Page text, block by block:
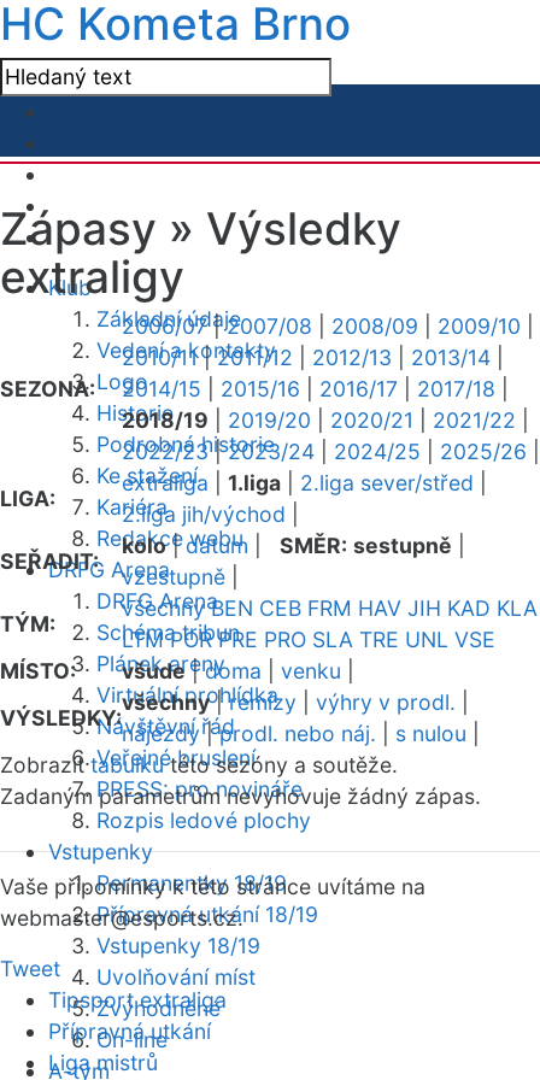
HC Kometa Brno
Klub
Základní údaje
Vedení a kontakty
Logo
Historie
Podrobná historie
Ke stažení
Kariéra
Redakce webu
DRFG Arena
DRFG Arena
Schéma tribun
Plánek areny
Virtuální prohlídka
Návštěvní řád
Veřejné bruslení
PRESS: pro novináře
Rozpis ledové plochy
Vstupenky
Permanentky 18/19
Přípravná utkání 18/19
Vstupenky 18/19
Uvolňování míst
Zvýhodněné
On-line
A-tým
Zápasy » Výsledky
extraligy
SEZONA:
2006/07|2007/08 2008/09 2009/10
2010/11|2011/12 2012/13 2013/14
2014/15
2015/16 2016/17 2017/18
2018/19
2019/20 2020/21 2021/22
2022/23|2023/24 2024/25 2025/26
LIGA:
extraliga 1.liga 2.liga sever/střed
2.liga jih/východ
SEŘADIT:
kolo|datum SMĚR: sestupně
vzestupně
TÝM:
všechny BEN CEB FRM HAV JIH KAD KLA
LTM POR PRE PRO SLA TRE UNL VSE
MÍSTO:
všude|doma venku
VÝSLEDKY:
všechny|remízy výhry v prodl.
nájezdy|prodl. nebo náj. s nulou
Zobrazittabulkutéto sezóny a soutěže.
Zadaným parametrům nevyhovuje žádný zápas.
Vaše připomínky k této stránce uvítáme na
webmaster@esports.cz.
Tweet
Tipsport extraliga
Přípravná utkání
Liga mistrů